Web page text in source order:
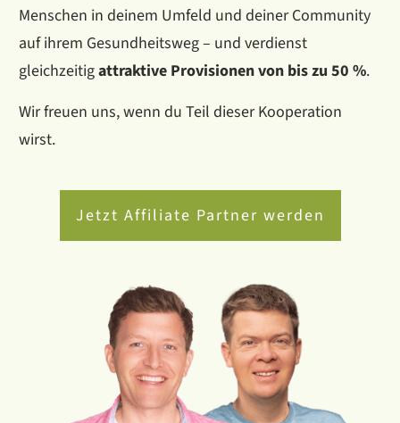
Menschen in deinem Umfeld und deiner Community
auf ihrem Gesundheitsweg – und verdienst
gleichzeitigattraktive Provisionen von bis zu 50 %.
Wir freuen uns, wenn du Teil dieser Kooperation
wirst.
Jetzt Affiliate Partner werden